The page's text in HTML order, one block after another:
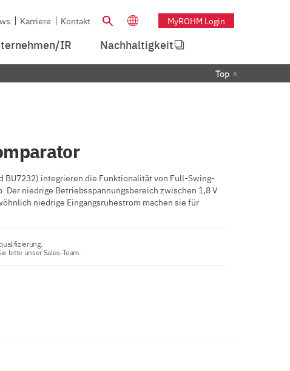
Karriere Kontakt MyROHM Login
IR Nachhaltigkeit
Top
BU7232) integrieren die Funktionalität von Full-Swing-
Der niedrige Betriebsspannungsbereich zwischen 1,8 V
niedrige Eingangsruhestrom machen sie für
bitte unser Sales-Team.